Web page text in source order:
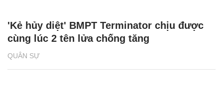
QUÂN SỰ
'Kẻ hủy diệt' BMPT Terminator chịu được
cùng lúc 2 tên lửa chống tăng